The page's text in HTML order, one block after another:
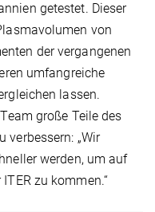
getestet. Dieser
von
der vergangenen
umfangreiche
lassen.
große Teile des
verbessern: „Wir
werden, um auf
zu kommen.“